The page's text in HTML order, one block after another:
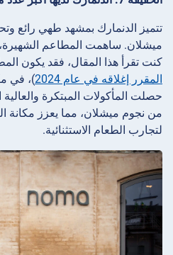
تتميز الدنمارك بمشهد طهي رائع
ميشلان. ساهمت المطاعم الشهيرة،
كنت تقرأ هذا المقال، فقد يكون
المقرر إغلاقه في عام 2024
)، في
حصلت المأكولات المبتكرة والعالية
من نجوم ميشلان، مما يعزز مكانة
لتجارب الطعام الاستثنائية.